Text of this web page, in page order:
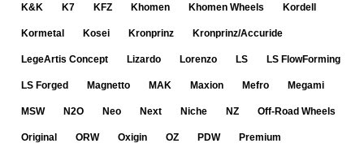
K&K K7 KFZ Khomen Khomen Wheels Kordell
Kormetal Kosei Kronprinz Kronprinz/Accuride
LegeArtis Concept Lizardo Lorenzo LS LS FlowForming
LS Forged Magnetto MAK Maxion Mefro Megami
MSW N2O Neo Next Niche NZ Off-Road Wheels
Original ORW Oxigin OZ PDW Premium